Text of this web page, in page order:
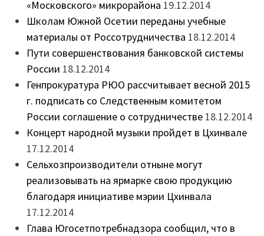
«Московского» микрорайона 19.12.2014
Школам Южной Осетии переданы учебные
материалы от Россотрудничества 18.12.2014
Пути совершенствования банковской системы
России 18.12.2014
Генпрокуратура РЮО рассчитывает весной 2015
г. подписать со Следственным комитетом
России соглашение о сотрудничестве 18.12.2014
Концерт народной музыки пройдет в Цхинвале
17.12.2014
Сельхозпроизводители отныне могут
реализовывать на ярмарке свою продукцию
благодаря инициативе мэрии Цхинвала
17.12.2014
Глава Югосетпотребнадзора сообщил, что в